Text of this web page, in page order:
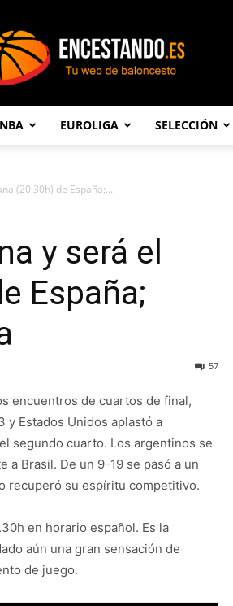
NBA EUROLIGA SELECCIÓN
(20.30h) de España;...
y será el
España;
57
encuentros de cuartos de final,
y Estados Unidos aplastó a
segundo cuarto. Los argentinos se
Brasil. De un 9-19 se pasó a un
recuperó su espíritu competitivo.
en horario español. Es la
aún una gran sensación de
de juego.